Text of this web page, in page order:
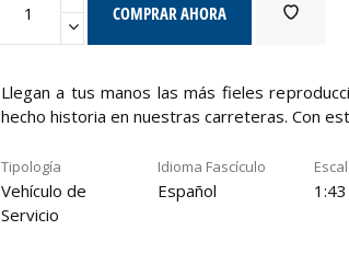
COMPRAR AHORA
Llegan a tus manos las más fieles
hecho historia en nuestras carreteras. Con
Tipología
Vehículo de
Servicio
Idioma Fascículo
Español 1:43